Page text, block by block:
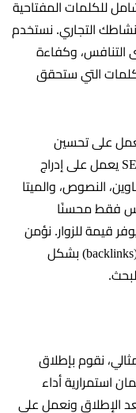
للكلمات المفتاحية
التجاري. نستخدم
التنافس، وكفاءة
التي ستحقق
نعمل على تحسين
المحتوى في موقعك. فريقنا من خبراء SEO يعمل على إدراج
النصوص، والميتا
فقط محسنًا
قيمة للزوار. نؤمن
بأن المحتوى الجيد يجذب الروابط الخارجية (backlinks) بشكل
نقوم بإطلاق
استمرارية أداء
الإطلاق ونعمل على